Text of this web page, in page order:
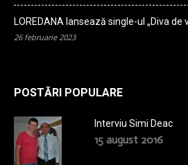
LOREDANA lansează single-ul „Diva de
26 februarie 2023
POSTĂRI POPULARE
Interviu Simi Deac
15 august 2016